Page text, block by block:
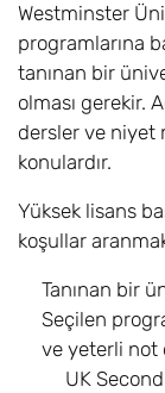
Psychology with
Foundation BSc
Real Estate with
Foundation BSc
Engineering
Foundation
Urban Planning
and Design with
Foundation BA
Westminster
programlarına
tanınan bir
olması gerekir.
dersler ve niyet
konulardır.
Yüksek lisans
koşullar
Tanınan bir
Seçilen
ve yeterli not
UK